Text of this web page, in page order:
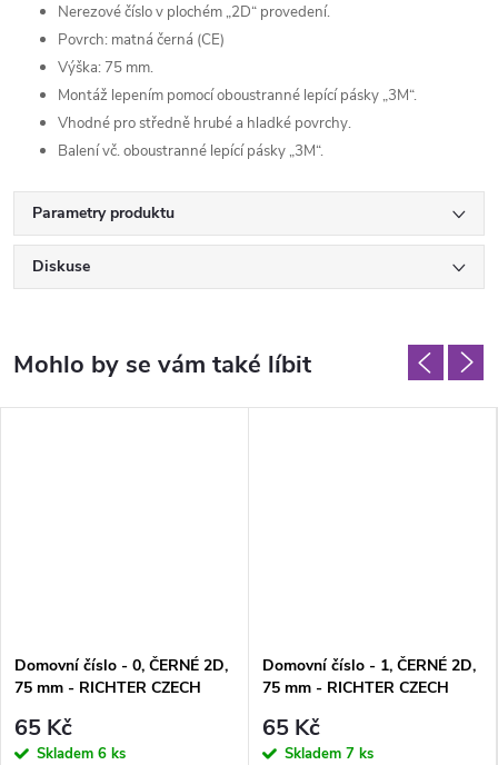
Nerezové číslo v plochém „2D“ provedení.
Povrch: matná černá (CE)
Výška: 75 mm.
Montáž lepením pomocí oboustranné lepící pásky „3M“.
Vhodné pro středně hrubé a hladké povrchy.
Balení vč. oboustranné lepící pásky „3M“.
Parametry produktu
Diskuse
Domovní číslo - 0, ČERNÉ 2D,
75 mm - RICHTER CZECH
65 Kč
Skladem 6 ks
Domovní číslo - 1, ČERNÉ 2D,
75 mm - RICHTER CZECH
65 Kč
Skladem 7 ks